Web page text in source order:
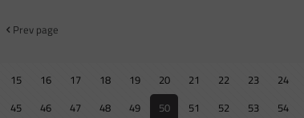
Prev page
15 16 17 18 19 20 21 22 23 24
45 46 47 48 49 50 51 52 53 54